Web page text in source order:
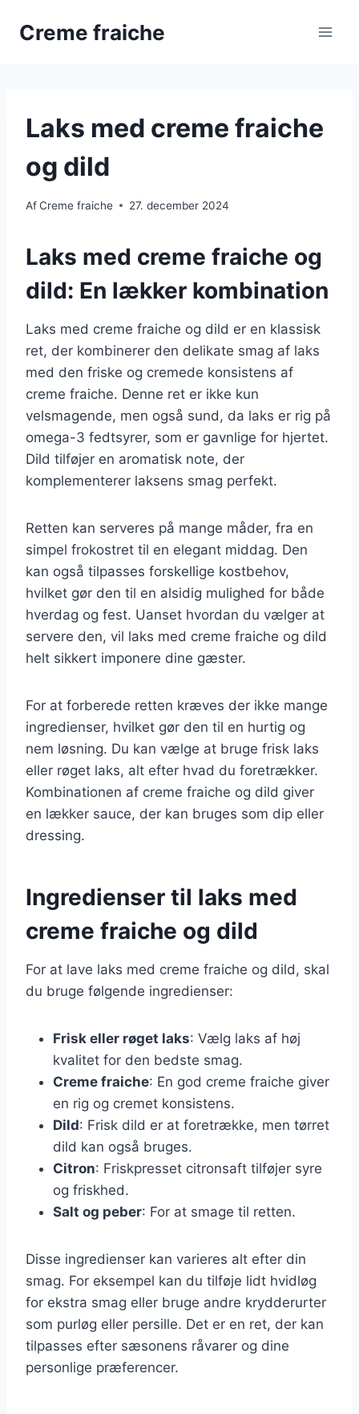
Creme fraiche
Laks med creme fraiche
og dild
AfCreme fraiche 27. december 2024
Laks med creme fraiche og
dild: En lækker kombination
Laks med creme fraiche og dild er en klassisk
ret, der kombinerer den delikate smag af laks
med den friske og cremede konsistens af
creme fraiche. Denne ret er ikke kun
velsmagende, men også sund, da laks er rig på
omega-3 fedtsyrer, som er gavnlige for hjertet.
Dild tilføjer en aromatisk note, der
komplementerer laksens smag perfekt.
Retten kan serveres på mange måder, fra en
simpel frokostret til en elegant middag. Den
kan også tilpasses forskellige kostbehov,
hvilket gør den til en alsidig mulighed for både
hverdag og fest. Uanset hvordan du vælger at
servere den, vil laks med creme fraiche og dild
helt sikkert imponere dine gæster.
For at forberede retten kræves der ikke mange
ingredienser, hvilket gør den til en hurtig og
nem løsning. Du kan vælge at bruge frisk laks
eller røget laks, alt efter hvad du foretrækker.
Kombinationen af creme fraiche og dild giver
en lækker sauce, der kan bruges som dip eller
dressing.
Ingredienser til laks med
creme fraiche og dild
For at lave laks med creme fraiche og dild, skal
du bruge følgende ingredienser:
Frisk eller røget laks: Vælg laks af høj
kvalitet for den bedste smag.
Creme fraiche: En god creme fraiche giver
en rig og cremet konsistens.
Dild: Frisk dild er at foretrække, men tørret
dild kan også bruges.
Citron: Friskpresset citronsaft tilføjer syre
og friskhed.
Salt og peber: For at smage til retten.
Disse ingredienser kan varieres alt efter din
smag. For eksempel kan du tilføje lidt hvidløg
for ekstra smag eller bruge andre krydderurter
som purløg eller persille. Det er en ret, der kan
tilpasses efter sæsonens råvarer og dine
personlige præferencer.